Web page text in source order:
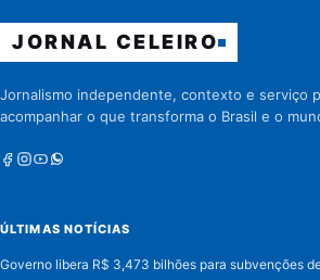
JORNAL CELEIRO
Jornalismo independente, contexto e serviço
acompanhar o que transforma o Brasil e o
Facebook
Instagram
Youtube
Whatsapp
ÚLTIMAS NOTÍCIAS
Governo libera R$ 3,473 bilhões para subvenções